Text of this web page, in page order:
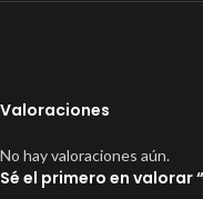
Valoraciones
No hay valoraciones aún.
Sé el primero en valorar